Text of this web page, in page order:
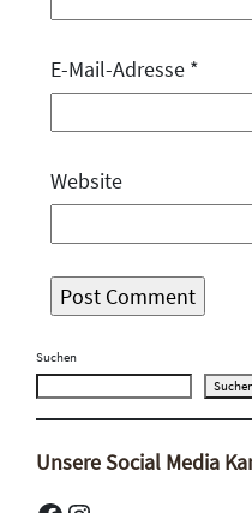
E-Mail-Adresse *
Website
Suchen
Unsere Social Media